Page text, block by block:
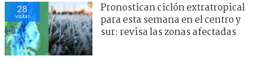
28
visitas
Pronostican ciclón extratropical
para esta semana en el centro y
sur: revisa las zonas afectadas